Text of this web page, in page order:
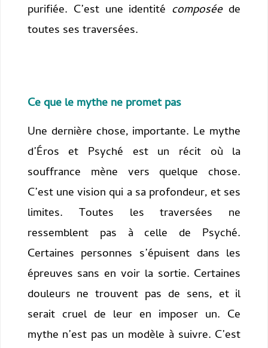
purifiée. C’est une identité composéede
toutes ses traversées.
Ce que le mythe ne promet pas
Une dernière chose, importante. Le mythe
d’Éros et Psyché est un récit où la
souffrance mène vers quelque chose.
C’est une vision qui a sa profondeur, et ses
limites. Toutes les traversées ne
ressemblent pas à celle de Psyché.
Certaines personnes s’épuisent dans les
épreuves sans en voir la sortie. Certaines
douleurs ne trouvent pas de sens, et il
serait cruel de leur en imposer un. Ce
mythe n’est pas un modèle à suivre. C’est